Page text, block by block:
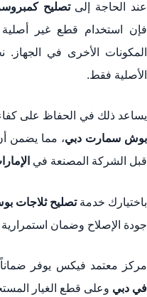
عند الحاجة إلىتصليح
فإن استخدام قطع غير
المكونات الأخرى في
الأصلية فقط.
يساعد ذلك في الحفاظ على
بوش سمارت دبي، مما يضمن
قبل الشركة المصنعة في
باختيارك خدمةتصليح ثلاجات
جودة الإصلاح وضمان
مركز معتمد فيكس يوفر
في دبي وعلى قطع الغيار